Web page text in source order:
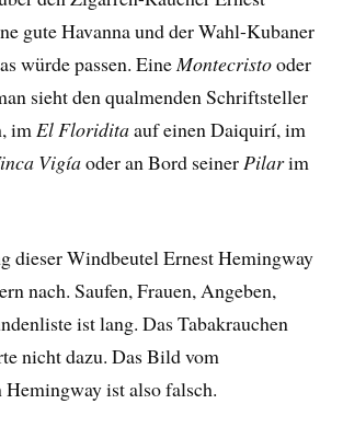
gute Havanna und der Wahl-Kubaner
würde passen. EineMontecristooder
sieht den qualmenden Schriftsteller
imEl Floriditaauf einen Daiquirí, im
Vigíaoder an Bord seinerPilarim
dieser Windbeutel Ernest Hemingway
nach. Saufen, Frauen, Angeben,
ist lang. Das Tabakrauchen
nicht dazu. Das Bild vom
Hemingway ist also falsch.